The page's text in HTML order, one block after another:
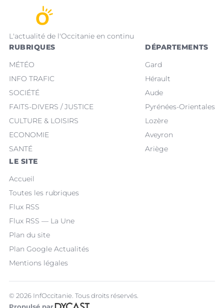
L'actualité de l'Occitanie en continu
RUBRIQUES
MÉTÉO
INFO TRAFIC
SOCIÉTÉ
FAITS-DIVERS / JUSTICE
CULTURE & LOISIRS
ECONOMIE
SANTÉ
DÉPARTEMENTS
Gard
Hérault
Aude
Pyrénées-Orientales
Lozère
Aveyron
Ariège
LE SITE
Accueil
Toutes les rubriques
Flux RSS
Flux RSS — La Une
Plan du site
Plan Google Actualités
Mentions légales
© 2026 InfOccitanie. Tous droits réservés.